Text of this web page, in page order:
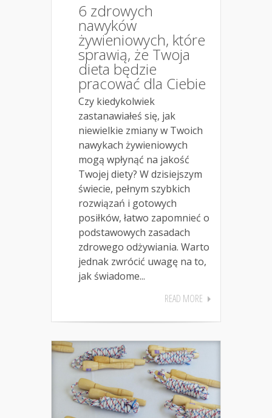
6 zdrowych
nawyków
żywieniowych, które
sprawią, że Twoja
dieta będzie
pracować dla Ciebie
Czy kiedykolwiek
zastanawiałeś się, jak
niewielkie zmiany w Twoich
nawykach żywieniowych
mogą wpłynąć na jakość
Twojej diety? W dzisiejszym
świecie, pełnym szybkich
rozwiązań i gotowych
posiłków, łatwo zapomnieć o
podstawowych zasadach
zdrowego odżywiania. Warto
jednak zwrócić uwagę na to,
jak świadome...
READ MORE